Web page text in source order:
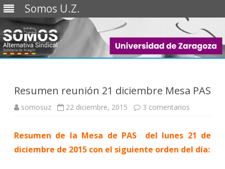
Somos U.Z.
Saltar
Resumen reunión 21 diciembre Mesa PAS
somosuz 22 diciembre, 2015 3 comentarios
diciembre
Mesa
PAS
Resumen de la Mesa de PAS del lunes 21 de
diciembre de 2015 con el siguiente orden del día: